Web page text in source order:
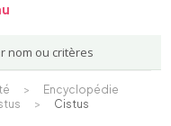
nom ou critères
>
Encyclopédie
>
Cistus